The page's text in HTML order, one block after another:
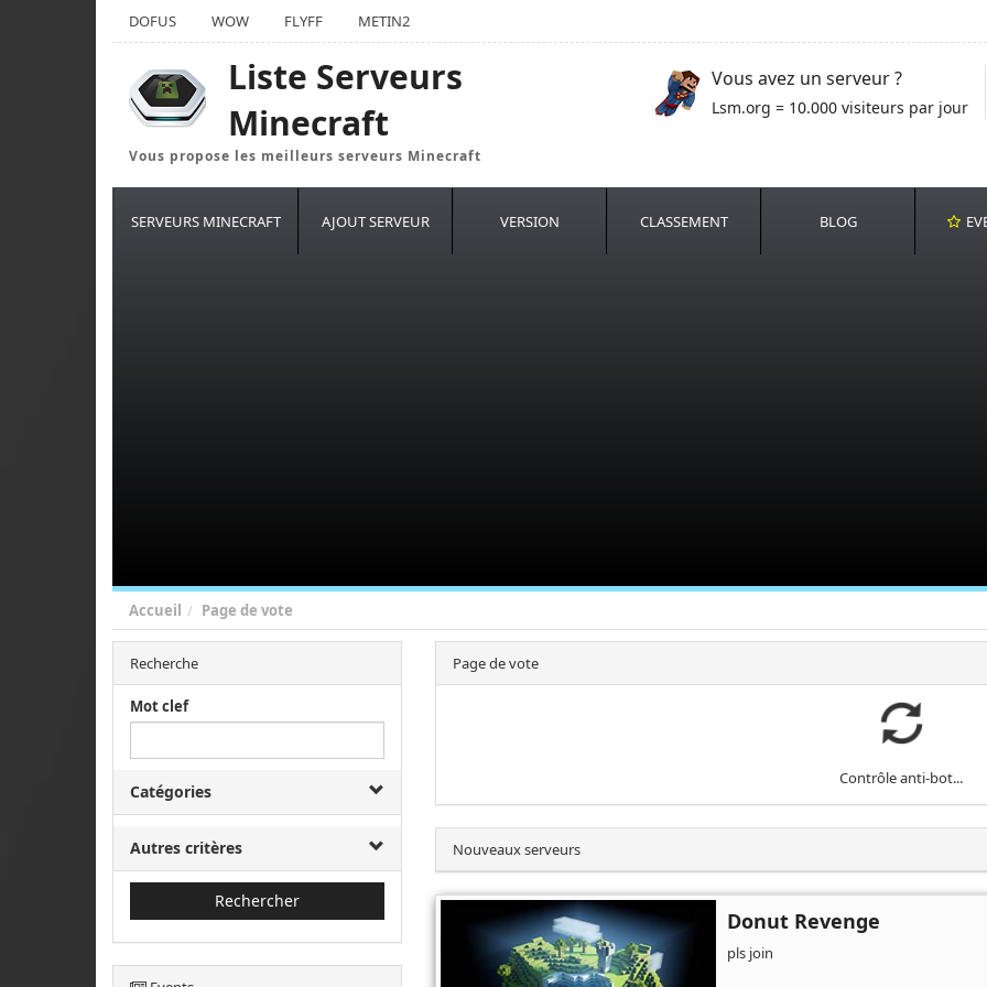
DOFUS WOW FLYFF METIN2
Liste Serveurs
Minecraft
Vous propose les meilleurs serveurs Minecraft
Vous avez un serveur ?
Lsm.org = 10.000 visiteurs par jour
SERVEURS MINECRAFT AJOUT SERVEUR VERSION CLASSEMENT BLOG
Accueil Page de vote
Recherche
Mot clef
Catégories
Autres critères
Rechercher
Page de vote
Contrôle anti-bot...
Nouveaux serveurs
Donut Revenge
pls join